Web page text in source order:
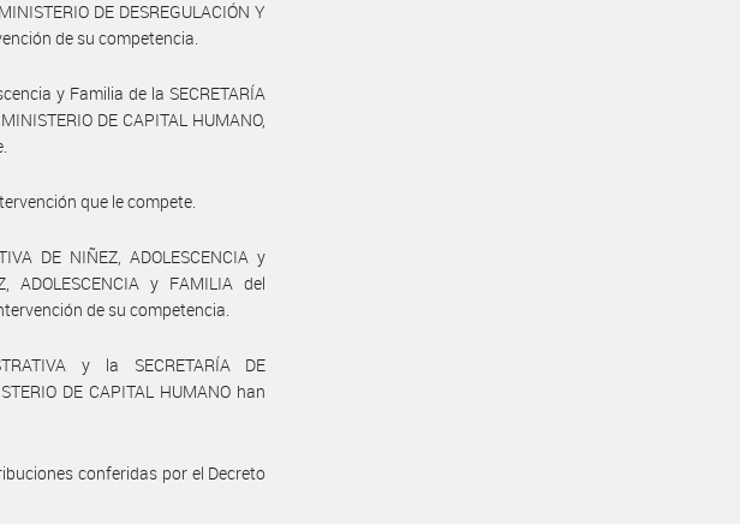
DE DESREGULACIÓN Y
de su competencia.
y Familia de la SECRETARÍA
DE CAPITAL HUMANO,
que le compete.
DE NIÑEZ, ADOLESCENCIA y
ADOLESCENCIA y FAMILIA del
de su competencia.
y la SECRETARÍA DE
DE CAPITAL HUMANO han
conferidas por el Decreto